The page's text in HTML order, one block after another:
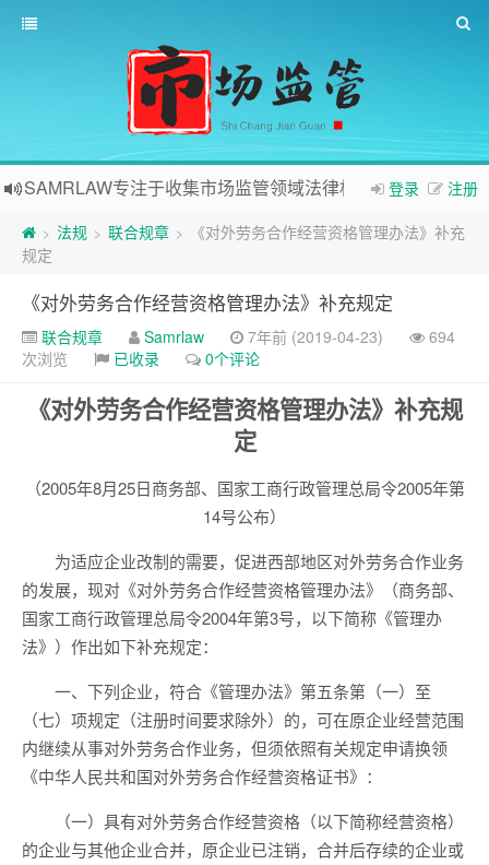
登录 注册
SAMRLAW专注于收集市场监管领域法律相关内容
> 法规 > 联合规章 >
《对外劳务合作经营资格管理办法》补充
规定
《对外劳务合作经营资格管理办法》补充规定
联合规章 Samrlaw 7年前 (2019-04-23)
694
次浏览
已收录 0个评论
《对外劳务合作经营资格管理办法》补充规
定
（2005年8月25日商务部、国家工商行政管理总局令2005年第
14号公布）
为适应企业改制的需要，促进西部地区对外劳务合作业务
的发展，现对《对外劳务合作经营资格管理办法》（商务部、
国家工商行政管理总局令2004年第3号，以下简称《管理办
法》）作出如下补充规定：
一、下列企业，符合《管理办法》第五条第（一）至
（七）项规定（注册时间要求除外）的，可在原企业经营范围
内继续从事对外劳务合作业务，但须依照有关规定申请换领
《中华人民共和国对外劳务合作经营资格证书》：
（一）具有对外劳务合作经营资格（以下简称经营资格）
的企业与其他企业合并，原企业已注销，合并后存续的企业或